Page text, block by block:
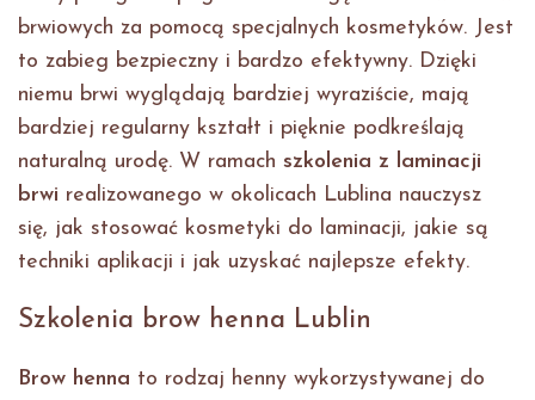
brwiowych za pomocą specjalnych kosmetyków. Jest
to zabieg bezpieczny i bardzo efektywny. Dzięki
niemu brwi wyglądają bardziej wyraziście, mają
bardziej regularny kształt i pięknie podkreślają
naturalną urodę. W ramach szkolenia z laminacji
brwi realizowanego w okolicach Lublina nauczysz
się, jak stosować kosmetyki do laminacji, jakie są
techniki aplikacji i jak uzyskać najlepsze efekty.
Szkolenia brow henna Lublin
Brow henna to rodzaj henny wykorzystywanej do